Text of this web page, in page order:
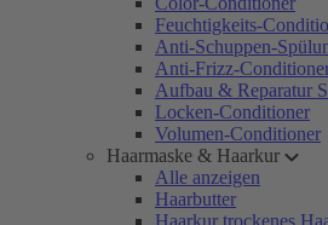
Feuchtigkeits-
Anti-Schuppen-
Anti-Frizz-
Aufbau & Reparatur
Locken-Conditioner
Volumen-Conditioner
Haarmaske & Haarkur
Alle anzeigen
Haarbutter
Haarkur trockenes